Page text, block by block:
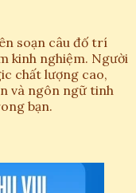
soạn câu đố trí
kinh nghiệm. Người
chất lượng cao,
và ngôn ngữ tinh
bạn.